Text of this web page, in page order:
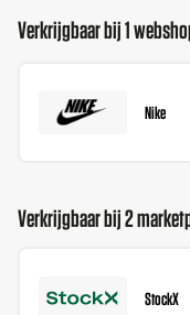
Verkrijgbaar bij 1
Nike
Verkrijgbaar bij 2
StockX